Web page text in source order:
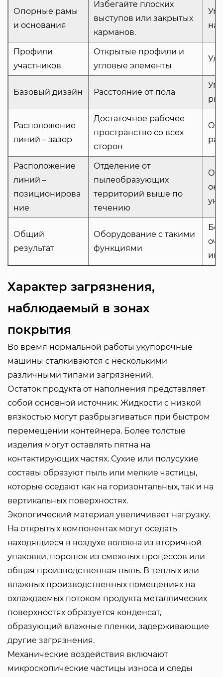
Опорные рамы
и основания
Избегайте плоских
выступов или закрытых
карманов.
Профили
участников
Открытые профили и
угловые элементы
Базовый дизайн Расстояние от пола
Расположение
линий – зазор
Достаточное рабочее
пространство со всех
сторон
Расположение
линий –
позиционирова
ние
Отделение от
пылеобразующих
территорий выше по
течению
Общий
результат
Оборудование с такими
функциями
Характер загрязнения,
наблюдаемый в зонах
покрытия
Во время нормальной работы укупорочные
машины сталкиваются с несколькими
различными типами загрязнений.
Остаток продукта от наполнения представляет
собой основной источник. Жидкости с низкой
вязкостью могут разбрызгиваться при быстром
перемещении контейнера. Более толстые
изделия могут оставлять пятна на
контактирующих частях. Сухие или полусухие
составы образуют пыль или мелкие частицы,
которые оседают как на горизонтальных, так и на
вертикальных поверхностях.
Экологический материал увеличивает нагрузку.
На открытых компонентах могут оседать
находящиеся в воздухе волокна из вторичной
упаковки, порошок из смежных процессов или
общая производственная пыль. В теплых или
влажных производственных помещениях на
охлаждаемых потоком продукта металлических
поверхностях образуется конденсат,
образующий влажные пленки, задерживающие
другие загрязнения.
Механические воздействия включают
микроскопические частицы износа и следы